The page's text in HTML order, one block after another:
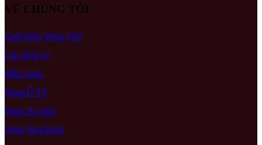
VỀ CHÚNG TÔI
Giới thiệu Wrap Việt
Các dịch vụ
Mẫu wrap
Wrap Ô Tô
Wrap Xe máy
Wrap Nhà Kính